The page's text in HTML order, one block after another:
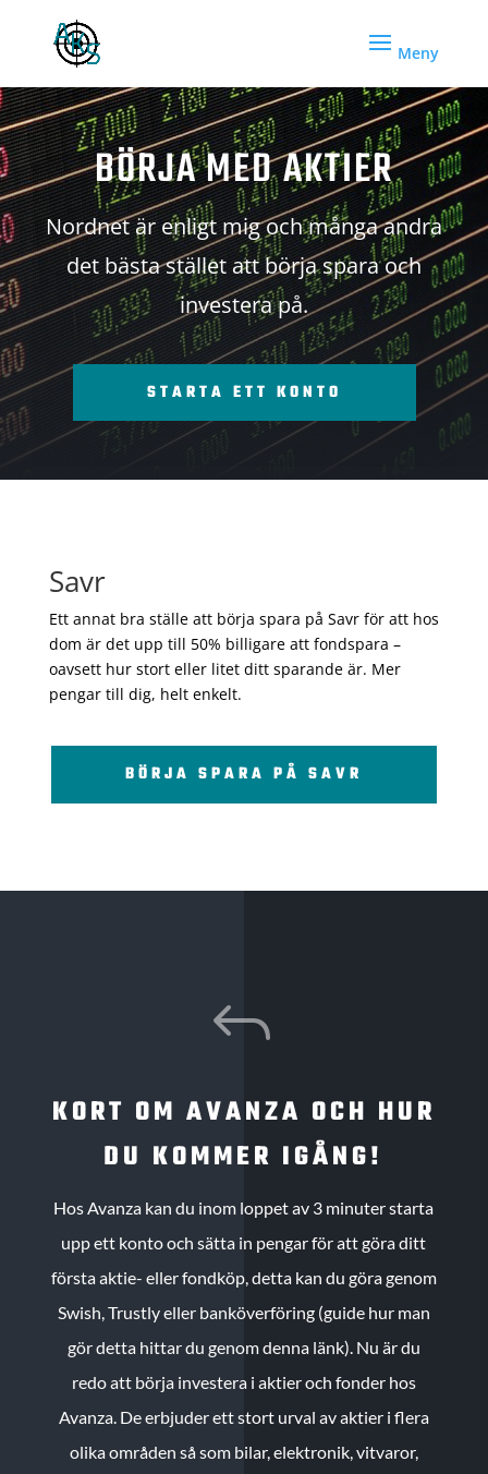
BÖRJA MED AKTIER
Nordnet är enligt mig och många andra
det bästa stället att börja spara och
investera på.
STARTA ETT KONTO
Savr
Ett annat bra ställe att börja spara på Savr för att hos
dom är det upp till 50% billigare att fondspara –
oavsett hur stort eller litet ditt sparande är. Mer
pengar till dig, helt enkelt.
BÖRJA SPARA PÅ SAVR
J
KORT OM AVANZA OCH HUR
DU KOMMER IGÅNG!
Hos Avanza kan du inom loppet av 3 minuter starta
upp ett konto och sätta in pengar för att göra ditt
första aktie- eller fondköp, detta kan du göra genom
Swish, Trustly eller banköverföring (guide hur man
gör detta hittar du genom denna länk). Nu är du
redo att börja investera i aktier och fonder hos
Avanza. De erbjuder ett stort urval av aktier i flera
olika områden så som bilar, elektronik, vitvaror,